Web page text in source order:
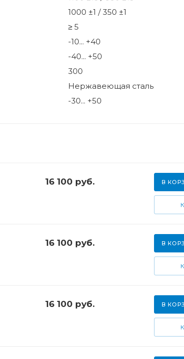
16 100 руб. В
16 100 руб. В
16 100 руб. В
1000 ±1 / 350 ±1
≥ 5
-10... +40
-40... +50
300
Нержавеющая сталь
-30... +50